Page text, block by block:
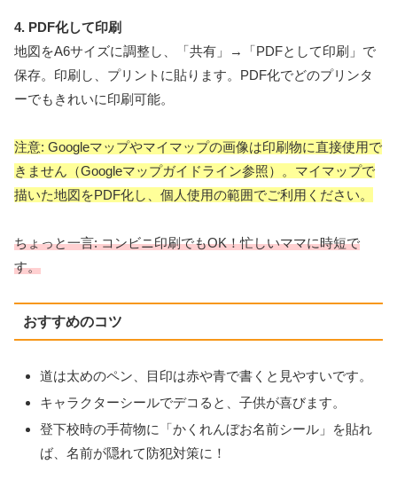
4. PDF化して印刷
地図をA6サイズに調整し、「共有」→「PDFとして印刷」で
保存。印刷し、プリントに貼ります。PDF化でどのプリンタ
ーでもきれいに印刷可能。
注意: Googleマップやマイマップの画像は印刷物に直接使用で
きません（Googleマップガイドライン参照）。マイマップで
描いた地図をPDF化し、個人使用の範囲でご利用ください。
ちょっと一言: コンビニ印刷でもOK！忙しいママに時短で
す。
おすすめのコツ
道は太めのペン、目印は赤や青で書くと見やすいです。
キャラクターシールでデコると、子供が喜びます。
登下校時の手荷物に「かくれんぼお名前シール」を貼れ
ば、名前が隠れて防犯対策に！